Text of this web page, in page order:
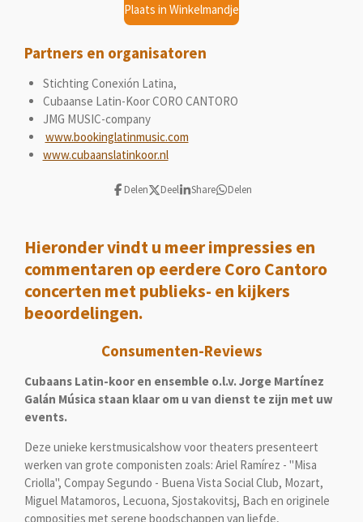
o
t
a
r
m
T
u
e
k
e
Plaats in Winkelmandje
Partners en organisatoren
Stichting Conexión Latina,
Cubaanse Latin-Koor CORO CANTORO
JMG MUSIC-company
www.bookinglatinmusic.com
www.cubaanslatinkoor.nl
Delen Deel Share Delen
Hieronder vindt u meer impressies en
commentaren op eerdere Coro Cantoro
concerten met publieks- en kijkers
beoordelingen.
Consumenten-Reviews
Cubaans Latin-koor en ensemble o.l.v. Jorge Martínez
Galán Música staan ​​klaar om u van dienst te zijn met uw
events.
Deze unieke kerstmusicalshow voor theaters presenteert
werken van grote componisten zoals: Ariel Ramírez - "Misa
Criolla", Compay Segundo - Buena Vista Social Club, Mozart,
Miguel Matamoros, Lecuona, Sjostakovitsj, Bach en originele
composities met serene boodschappen van liefde,